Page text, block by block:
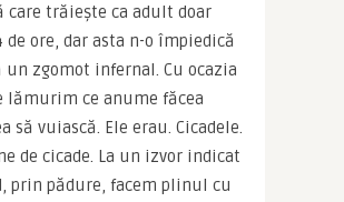
care trăieşte ca adult doar
de ore, dar asta n-o împiedică
un zgomot infernal. Cu ocazia
lămurim ce anume făcea
să vuiască. Ele erau. Cicadele.
de cicade. La un izvor indicat
prin pădure, facem plinul cu